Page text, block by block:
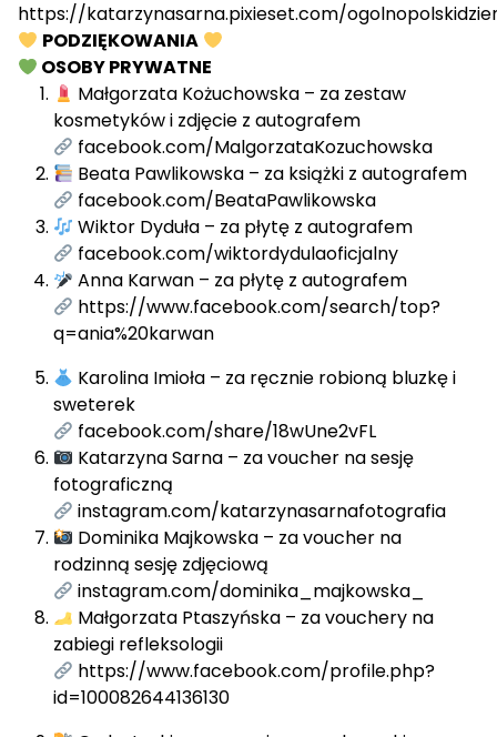
https://katarzynasarna.pixieset.com/
PODZIĘKOWANIA
OSOBY PRYWATNE
Małgorzata Kożuchowska – za zestaw
kosmetyków i zdjęcie z autografem
facebook.com/MalgorzataKozuchowska
Beata Pawlikowska – za książki z autografem
facebook.com/BeataPawlikowska
Wiktor Dyduła – za płytę z autografem
facebook.com/wiktordydulaoficjalny
Anna Karwan – za płytę z autografem
https://www.facebook.com/search/top?
q=ania%20karwan
Karolina Imioła – za ręcznie robioną bluzkę i
sweterek
facebook.com/share/18wUne2vFL
Katarzyna Sarna – za voucher na sesję
fotograficzną
instagram.com/katarzynasarnafotografia
Dominika Majkowska – za voucher na
rodzinną sesję zdjęciową
instagram.com/dominika_majkowska_
Małgorzata Ptaszyńska – za vouchery na
zabiegi refleksologii
https://www.facebook.com/profile.php?
id=100082644136130